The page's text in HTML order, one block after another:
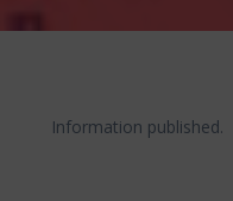
Information published.